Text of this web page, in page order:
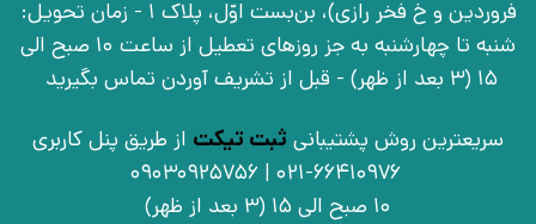
فروردین و خ فخر رازی)، بن‌بست اوّل، پلاک 1 - زمان تحویل:
شنبه تا چهارشنبه به جز روزهای تعطیل از ساعت 10 صبح الی
15 (3 بعد از ظهر) - قبل از تشریف آوردن تماس بگیرید
سریعترین روش پشتیبانی ثبت تیکت از طریق پنل کاربری
021-66410976 | 09030925756
10 صبح الی 15 (3 بعد از ظهر)